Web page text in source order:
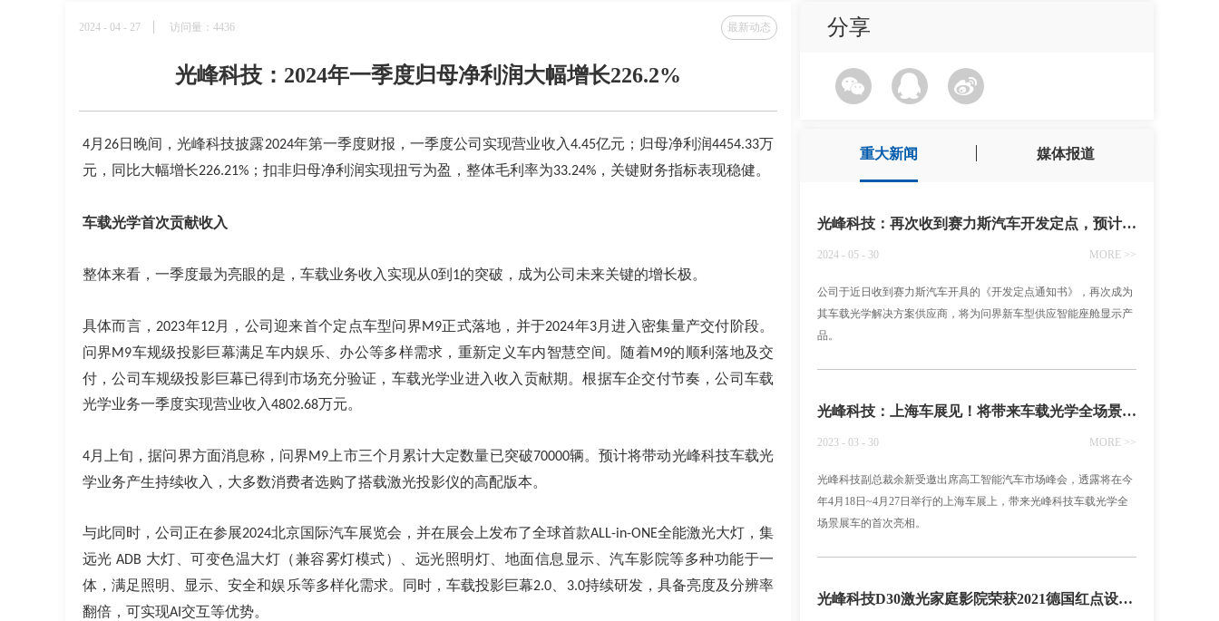
2024 - 04 - 27 访问量：4436 最新动态
光峰科技：2024年一季度归母净利润大幅增长226.2%
4月 26日晚间，光峰科技披露2024年第一季度财报，一季度公司实现营业收入4.45亿元；归母净利润4454.33万
元，同比大幅增长226.21%；扣非归母净利润实现扭亏为盈，整体毛利率为33.24%，关键财务指标表现稳健。
车载光学首次贡献收入
整体来看，一季度最为亮眼的是，车载业务收入实现从0到 1的突破，成为公司未来关键的增长极。
具体而言， 2023年12月，公司迎来首个定点车型问界M9正式落地，并于2024年3月进入密集量产交付阶段。
问界M9车规级投影巨幕满足车内娱乐、办公等多样需求，重新定义车内智慧空间。随着M9的顺利落地及交
付，公司车规级投影巨幕已得到市场充分验证，车载光学业进入收入贡献期。根据车企交付节奏，公司车载
光学业务一季度实现营业收入4802.68万元。
4月上旬，据问界方面消息称，问界M9 上市三个月累计大定数量已突破70000辆。预计将带动光峰科技车载光
学业务产生持续收入，大多数消费者选购了搭载激光投影仪的高配版本。
与此同时，公司正在参展2024北京国际汽车展览会，并在展会上发布了全球首款ALL-in-ONE全能激光大灯，集
远光 ADB 大灯、可变色温大灯（兼容雾灯模式）、远光照明灯、地面信息显示、汽车影院等多种功能于一
体，满足照明、显示、安全和娱乐等多样化需求。同时，车载投影巨幕2.0 3.0持续研发，具备亮度及分辨率
翻倍，可实现AI 交互等优势。
分享
重大新闻 媒体报道
光峰科技：再次收到赛力斯汽车开发定点，预计2025年内量产供货
2024 - 05 - 30 MORE >>
公司于近日收到赛力斯汽车开具的《开发定点通知书》，再次成为
其车载光学解决方案供应商，将为问界新车型供应智能座舱显示产
品。
光峰科技：上海车展见！将带来车载光学全场景展车
2023 - 03 - 30 MORE >>
光峰科技副总裁余新受邀出席高工智能汽车市场峰会，透露将在今
年4月18日~4月27日举行的上海车展上，带来光峰科技车载光学全
场景展车的首次亮相。
光峰科技D30激光家庭影院荣获2021德国红点设计大奖